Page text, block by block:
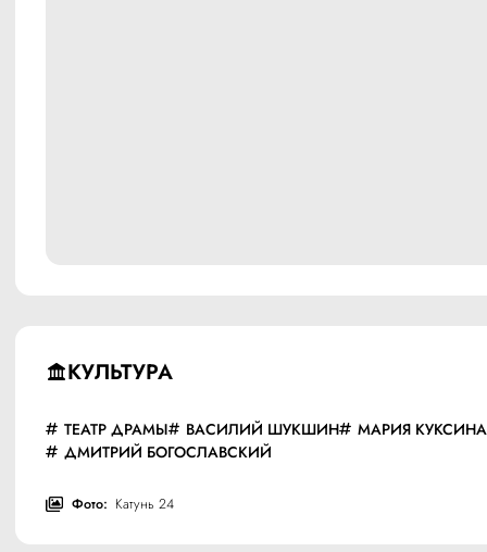
КУЛЬТУРА
ТЕАТР ДРАМЫ ВАСИЛИЙ ШУКШИН
МАРИЯ КУКСИНА
ДМИТРИЙ БОГОСЛАВСКИЙ
Фото: Катунь 24